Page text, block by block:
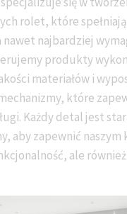
rolet, które spełniają
nawet najbardziej
produkty
materiałów i
które
Każdy detal jest
aby zapewnić
ale